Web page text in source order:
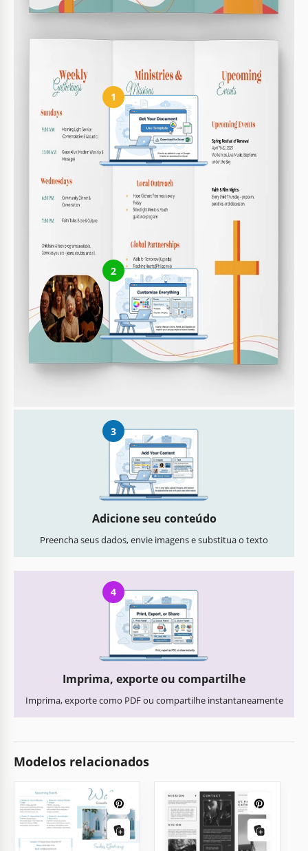
Qual tamanho de página é suportado?
O modelo está no formato A4.
1
Obtenha seu documento
Clique em "Editar modelo" para criar uma cópia editável no
Google Docs ou baixar para Microsoft Word
2
Personalize tudo
3
Adicione seu conteúdo
Preencha seus dados, envie imagens e substitua o texto
4
Imprima, exporte ou compartilhe
Imprima, exporte como PDF ou compartilhe instantaneamente
Modelos relacionados